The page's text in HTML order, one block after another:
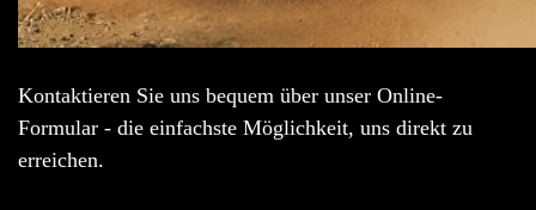
Kontaktieren Sie uns bequem über unser Online-
Formular - die einfachste Möglichkeit, uns direkt zu
erreichen.